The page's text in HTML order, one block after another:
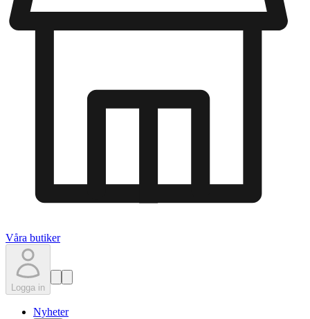
Våra butiker
Logga in
Nyheter